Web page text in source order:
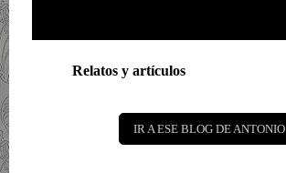
Relatos y artículos
IR A ESE BLOG DE ANTONIO